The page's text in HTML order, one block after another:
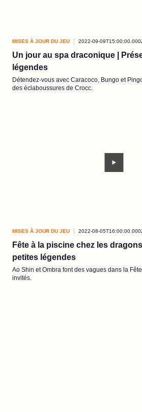
MISES À JOUR DU JEU 2022-09-
Un jour au spa draconique |
légendes
Détendez-vous avec Caracoco, Bungo et
des éclaboussures de Crocc.
MISES À JOUR DU JEU 2022-08-
Fête à la piscine chez les
petites légendes
Ao Shin et Ombra font des vagues dans la
invités.